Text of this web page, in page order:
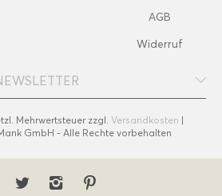
AGB
Widerruf
Mehrwertsteuer zzgl. Versandkosten |
GmbH - Alle Rechte vorbehalten